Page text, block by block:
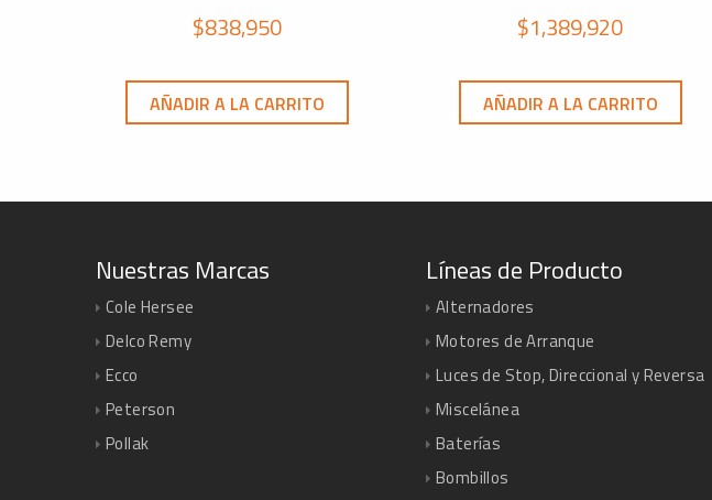
$838,950
AÑADIR A LA CARRITO
$1,389,920
AÑADIR A LA CARRITO
Nuestras Marcas
Cole Hersee
Delco Remy
Ecco
Peterson
Pollak
Líneas de Producto
Alternadores
Motores de Arranque
Luces de Stop, Direccional y Reversa
Miscelánea
Baterías
Bombillos